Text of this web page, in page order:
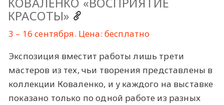
КРАСОТЫ»
3 – 16 сентября. Цена: бесплатно
Экспозиция вместит работы лишь трети
мастеров из тех, чьи творения представлены в
коллекции Коваленко, и у каждого на выставке
показано только по одной работе из разных